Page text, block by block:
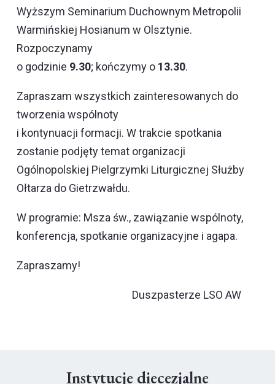
Wyższym Seminarium Duchownym Metropolii
Warmińskiej Hosianum w Olsztynie.
Rozpoczynamy
o godzinie 9.30; kończymy o 13.30.
Zapraszam wszystkich zainteresowanych do
tworzenia wspólnoty
i kontynuacji formacji. W trakcie spotkania
zostanie podjęty temat organizacji
Ogólnopolskiej Pielgrzymki Liturgicznej Służby
Ołtarza do Gietrzwałdu.
W programie: Msza św., zawiązanie wspólnoty,
konferencja, spotkanie organizacyjne i agapa.
Zapraszamy!
Duszpasterze LSO AW
Instytucje diecezjalne